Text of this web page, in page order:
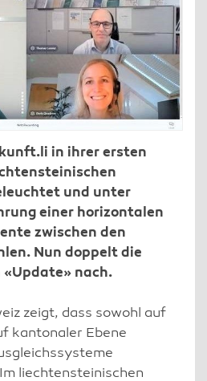
in ihrer ersten
und unter
einer horizontalen
zwischen den
Nun doppelt die
nach.
zeigt, dass sowohl auf
kantonaler Ebene
liechtensteinischen